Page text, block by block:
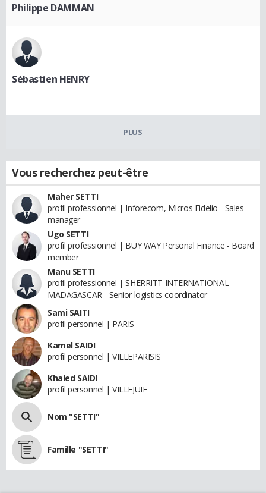
Philippe DAMMAN
Sébastien HENRY
PLUS
Vous recherchez peut-être
Maher SETTI
profil professionnel | Inforecom, Micros Fidelio - Sales
manager
Ugo SETTI
profil professionnel | BUY WAY Personal Finance - Board
member
Manu SETTI
profil professionnel | SHERRITT INTERNATIONAL
MADAGASCAR - Senior logistics coordinator
Sami SAITI
profil personnel | PARIS
Kamel SAIDI
profil personnel | VILLEPARISIS
Khaled SAIDI
profil personnel | VILLEJUIF
Nom "SETTI"
Famille "SETTI"